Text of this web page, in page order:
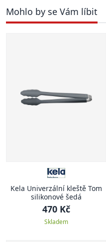
Mohlo by se Vám líbit
Kela Univerzální kleště Tom
silikonové šedá
470 Kč
Skladem